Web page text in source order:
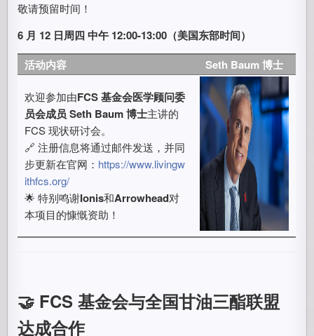
敬请预留时间！
6 月 12 日周四 中午 12:00-13:00（美国东部时间）
活动内容
Seth Baum 博士
欢迎参加由FCS 基金会医学顾问委
员会成员 Seth Baum 博士主讲的
FCS 现状研讨会。
🔗 注册信息将通过邮件发送，并同
步更新在官网： https://www.livingw
ithfcs.org/
🌟 特别鸣谢Ionis和Arrowhead对
本项目的慷慨资助！
🤝 FCS 基金会与全国甘油三酯联盟
达成合作